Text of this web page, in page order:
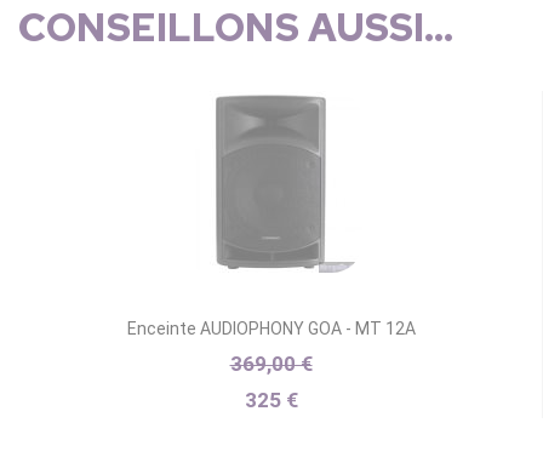
CONSEILLONS AUSSI...
Enceinte AUDIOPHONY GOA - MT 12A
369,00 €
325 €